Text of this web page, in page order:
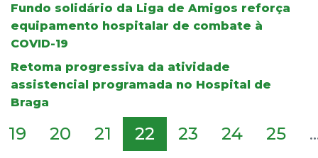
Fundo solidário da Liga de Amigos reforça
equipamento hospitalar de combate à
COVID-19
Retoma progressiva da atividade
assistencial programada no Hospital de
Braga
19 20 21 22 23 24 25